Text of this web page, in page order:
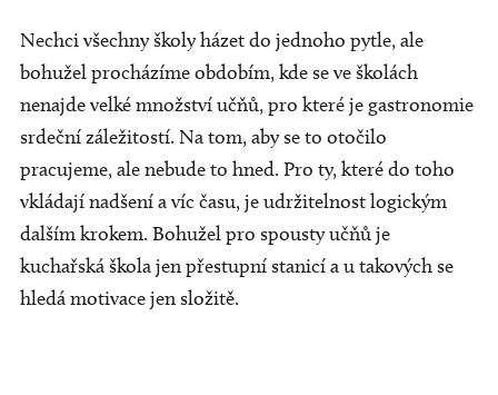
Nechci všechny školy házet do jednoho pytle, ale
bohužel procházíme obdobím, kde se ve školách
nenajde velké množství učňů, pro které je gastronomie
srdeční záležitostí. Na tom, aby se to otočilo
pracujeme, ale nebude to hned. Pro ty, které do toho
vkládají nadšení a víc času, je udržitelnost logickým
dalším krokem. Bohužel pro spousty učňů je
kuchařská škola jen přestupní stanicí a u takových se
hledá motivace jen složitě.